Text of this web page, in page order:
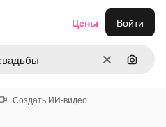
ОчиститьПоиск
Цены Войти
Создать ИИ-видео